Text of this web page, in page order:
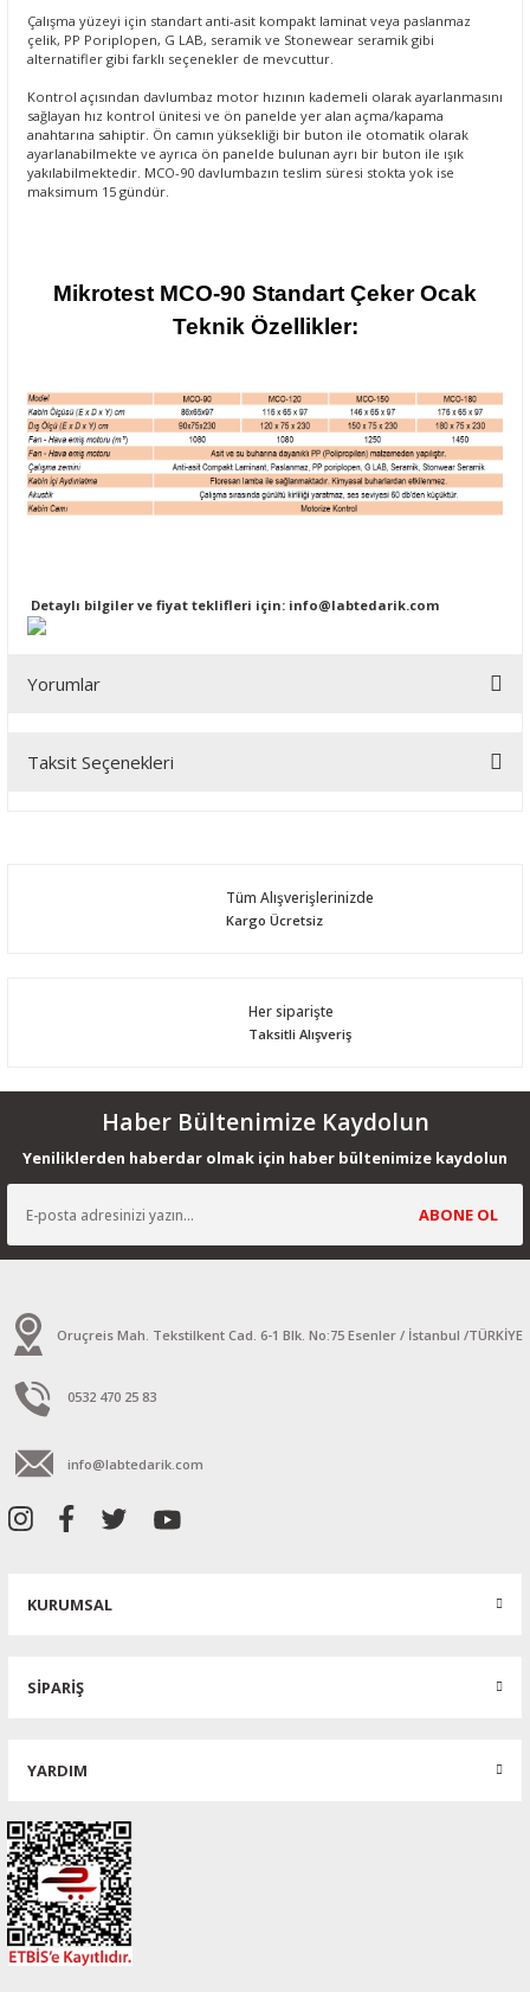
Çalışma yüzeyi için standart anti-asit kompakt laminat veya paslanmaz
çelik, PP Poriplopen, G LAB, seramik ve Stonewear seramik gibi
alternatifler gibi farklı seçenekler de mevcuttur.
Kontrol açısından davlumbaz motor hızının kademeli olarak ayarlanmasını
sağlayan hız kontrol ünitesi ve ön panelde yer alan açma/kapama
anahtarına sahiptir. Ön camın yüksekliği bir buton ile otomatik olarak
ayarlanabilmekte ve ayrıca ön panelde bulunan ayrı bir buton ile ışık
yakılabilmektedir. MCO-90 davlumbazın teslim süresi stokta yok ise
maksimum 15 gündür.
Mikrotest MCO-90 Standart Çeker Ocak
Teknik Özellikler:
Detaylı bilgiler ve fiyat teklifleri için: info@labtedarik.com
Yorumlar
Taksit Seçenekleri
Tüm Alışverişlerinizde
Kargo Ücretsiz
Her siparişte
Taksitli Alışveriş
Haber Bültenimize Kaydolun
Yeniliklerden haberdar olmak için haber bültenimize kaydolun
ABONE OL
Oruçreis Mah. Tekstilkent Cad. 6-1 Blk. No:75 Esenler / İstanbul /TÜRKİYE
0532 470 25 83
info@labtedarik.com
KURUMSAL
SİPARİŞ
YARDIM